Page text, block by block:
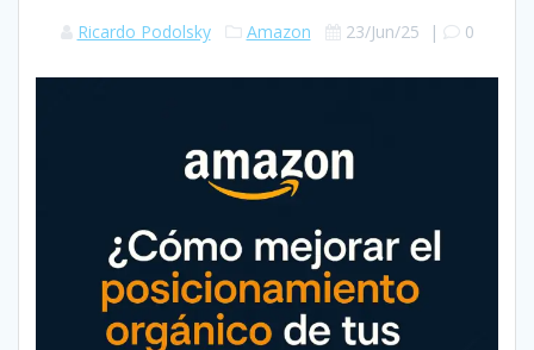
Ricardo Podolsky Amazon 23/Jun/25 | 0